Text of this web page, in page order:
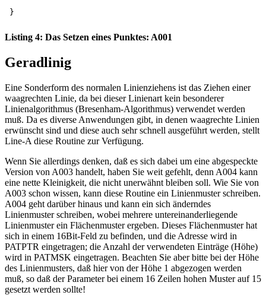
Listing 4: Das Setzen eines Punktes: A001
Geradlinig
Eine Sonderform des normalen Linienziehens ist das Ziehen einer
waagrechten Linie, da bei dieser Linienart kein besonderer
Linienalgorithmus (Bresenham-Algorithmus) verwendet werden
muß. Da es diverse Anwendungen gibt, in denen waagrechte Linien
erwünscht sind und diese auch sehr schnell ausgeführt werden, stellt
Line-A diese Routine zur Verfügung.
Wenn Sie allerdings denken, daß es sich dabei um eine abgespeckte
Version von A003 handelt, haben Sie weit gefehlt, denn A004 kann
eine nette Kleinigkeit, die nicht unerwähnt bleiben soll. Wie Sie von
A003 schon wissen, kann diese Routine ein Linienmuster schreiben.
A004 geht darüber hinaus und kann ein sich änderndes
Linienmuster schreiben, wobei mehrere untereinanderliegende
Linienmuster ein Flächenmuster ergeben. Dieses Flächenmuster hat
sich in einem 16Bit-Feld zu befinden, und die Adresse wird in
PATPTR eingetragen; die Anzahl der verwendeten Einträge (Höhe)
wird in PATMSK eingetragen. Beachten Sie aber bitte bei der Höhe
des Linienmusters, daß hier von der Höhe 1 abgezogen werden
muß, so daß der Parameter bei einem 16 Zeilen hohen Muster auf 15
gesetzt werden sollte!